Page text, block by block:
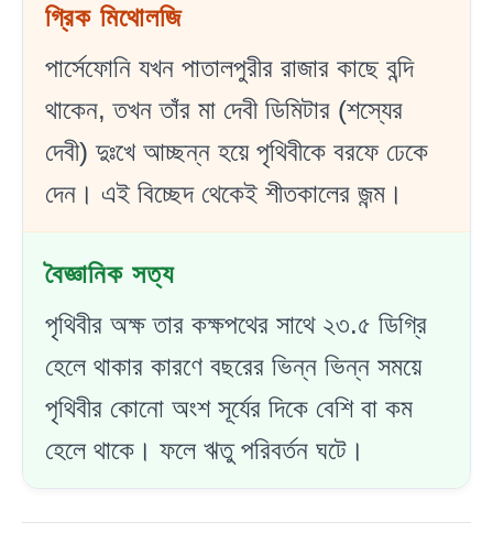
গ্রিক মিথোলজি
পার্সেফোনি যখন পাতালপুরীর রাজার কাছে বন্দি
থাকেন, তখন তাঁর মা দেবী ডিমিটার (শস্যের
দেবী) দুঃখে আচ্ছন্ন হয়ে পৃথিবীকে বরফে ঢেকে
দেন। এই বিচ্ছেদ থেকেই শীতকালের জন্ম।
বৈজ্ঞানিক সত্য
পৃথিবীর অক্ষ তার কক্ষপথের সাথে ২৩.৫ ডিগ্রি
হেলে থাকার কারণে বছরের ভিন্ন ভিন্ন সময়ে
পৃথিবীর কোনো অংশ সূর্যের দিকে বেশি বা কম
হেলে থাকে। ফলে ঋতু পরিবর্তন ঘটে।